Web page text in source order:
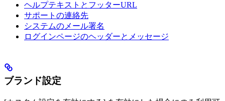
ヘルプテキストとフッターURL
サポートの連絡先
システムのメール署名
ログインページのヘッダーとメッセージ
ブランド設定